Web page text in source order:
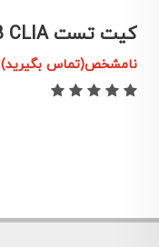
کیت تست CK-MB CLIA
نامشخص(تماس بگیرید)